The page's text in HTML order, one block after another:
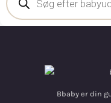
Bbaby er din